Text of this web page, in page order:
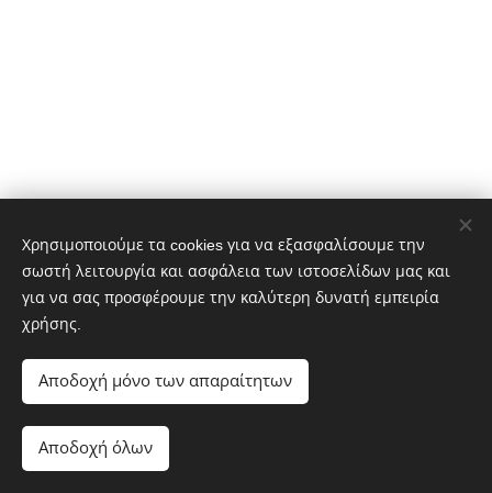
Χρησιμοποιούμε τα cookies για να εξασφαλίσουμε την
σωστή λειτουργία και ασφάλεια των ιστοσελίδων μας και
για να σας προσφέρουμε την καλύτερη δυνατή εμπειρία
χρήσης.
Αποδοχή μόνο των απαραίτητων
Αποδοχή όλων